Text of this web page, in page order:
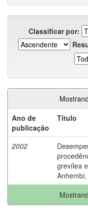
Classificar por:
Ano de
publicação
Título
2002
grevílea
Anhembi,